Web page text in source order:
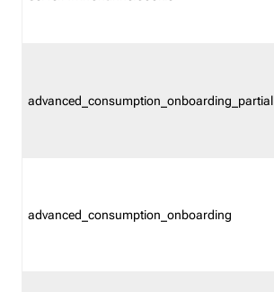
advanced_consumption_onboarding_partial
advanced_consumption_onboarding